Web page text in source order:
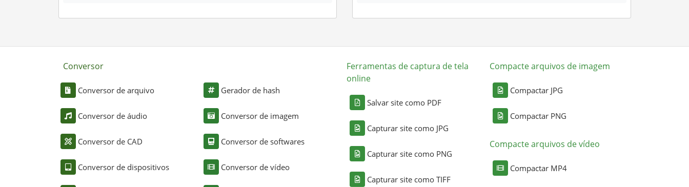
Conversor
Conversor de arquivo
Conversor de áudio
Conversor de CAD
Conversor de dispositivos
Gerador de hash
Conversor de imagem
Conversor de softwares
Conversor de vídeo
Ferramentas de captura de tela
online
Salvar site como PDF
Capturar site como JPG
Capturar site como PNG
Capturar site como TIFF
Compacte arquivos de imagem
Compactar JPG
Compactar PNG
Compacte arquivos de vídeo
Compactar MP4